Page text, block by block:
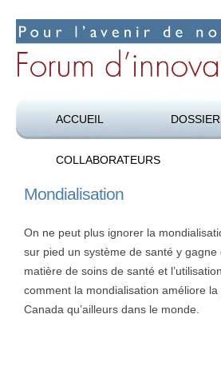
ACCUEIL
COLLABORATEURS
Mondialisation
On ne peut plus ignorer la
sur pied un système de santé y
matière de soins de santé et
comment la mondialisation améliore
Canada qu’ailleurs dans le monde.